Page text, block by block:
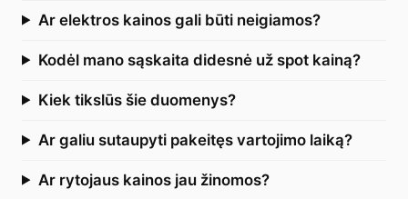
Ar elektros kainos gali būti neigiamos?
Kodėl mano sąskaita didesnė už spot kainą?
Kiek tikslūs šie duomenys?
Ar galiu sutaupyti pakeitęs vartojimo laiką?
Ar rytojaus kainos jau žinomos?